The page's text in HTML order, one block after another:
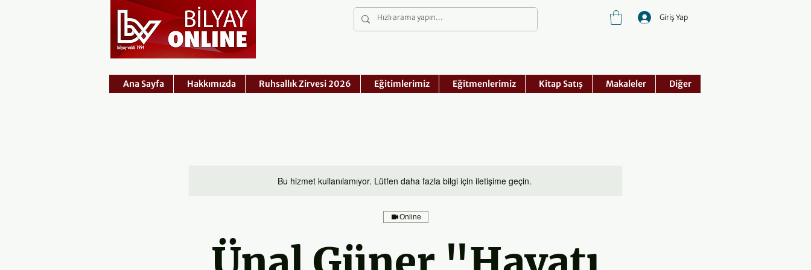
Giriş Yap
Ana Sayfa Hakkımızda Ruhsallık Zirvesi 2026 Eğitimlerimiz Eğitmenlerimiz Kitap Satış Makaleler Diğer
Bu hizmet kullanılamıyor. Lütfen daha fazla bilgi için iletişime geçin.
Online